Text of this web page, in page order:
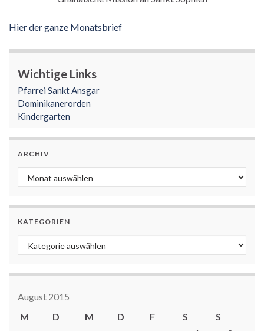
Hier der ganze Monatsbrief
Wichtige Links
Pfarrei Sankt Ansgar
Dominikanerorden
Kindergarten
ARCHIV
Archiv
KATEGORIEN
Kategorien
August 2015
M
D M D F S
S